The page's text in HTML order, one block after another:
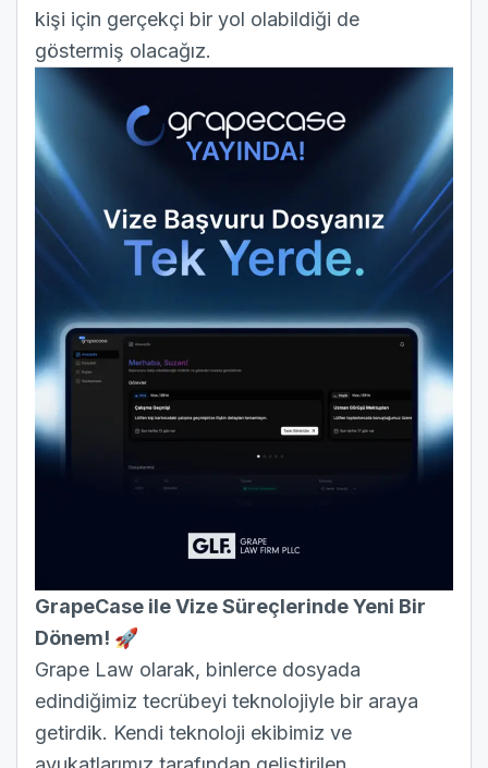
kişi için gerçekçi bir yol olabildiği de
göstermiş olacağız.
GrapeCase ile Vize Süreçlerinde Yeni Bir
Dönem! 🚀
Grape Law olarak, binlerce dosyada
edindiğimiz tecrübeyi teknolojiyle bir araya
getirdik. Kendi teknoloji ekibimiz ve